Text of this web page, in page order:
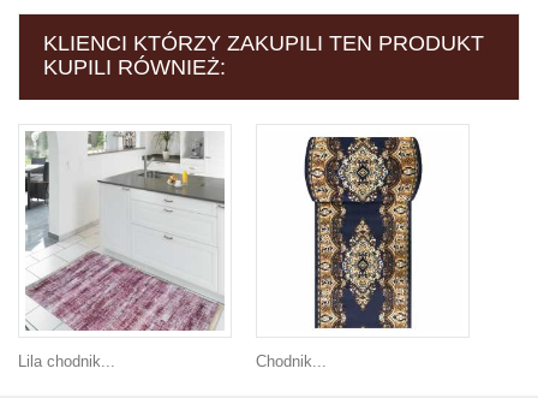
KLIENCI KTÓRZY ZAKUPILI TEN PRODUKT
KUPILI RÓWNIEŻ:
Lila chodnik... Chodnik...